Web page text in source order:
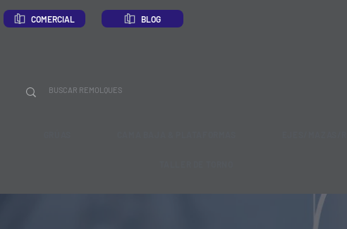
COMERCIAL BLOG